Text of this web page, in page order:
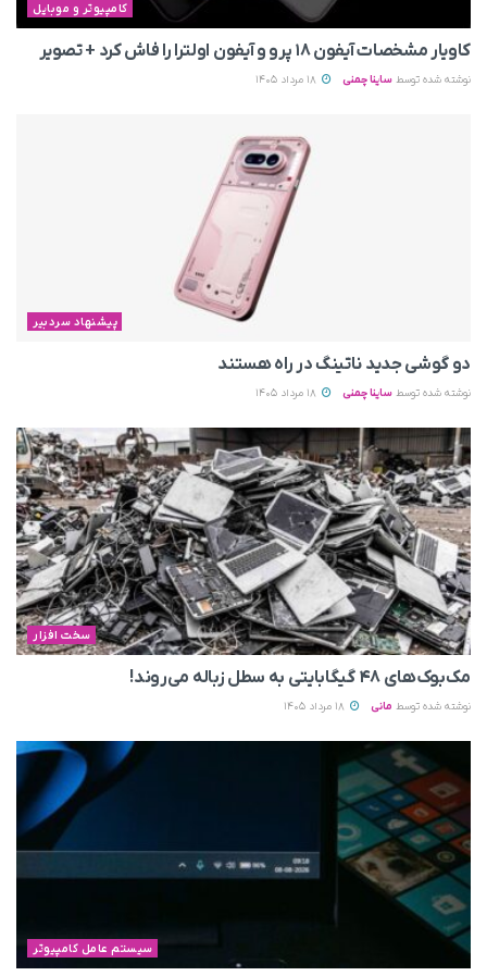
کامپیوتر و موبایل
کاویار مشخصات آیفون ۱۸ پرو و آیفون اولترا را فاش کرد + تصویر
نوشته شده توسط ساینا چمنی
پیشنهاد سردبیر
دو گوشی جدید ناتینگ در راه هستند
نوشته شده توسط ساینا چمنی
سخت افزار
مک‌بوک‌های ۴۸ گیگابایتی به سطل زباله می‌روند!
نوشته شده توسط مانی
سیستم عامل کامپیوتر